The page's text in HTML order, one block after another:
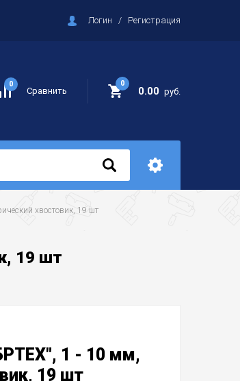
Логин / Регистрация
Сравнить
0 0
0.00 руб.
хвостовик, 19 шт
19 шт
1 - 10 мм,
19 шт